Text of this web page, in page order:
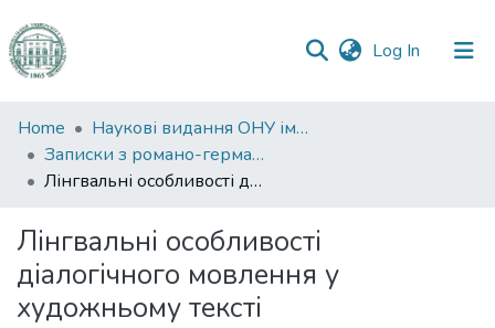
Log In (current)
Communities
&
Collections
Statistics
Home
Наукові видання ОНУ імені І. І. Мечникова
Записки з романо-германської філології
Лінгвальні особливості діалогічного мовлення у художньому тексті
Лінгвальні особливості
діалогічного мовлення у
художньому тексті